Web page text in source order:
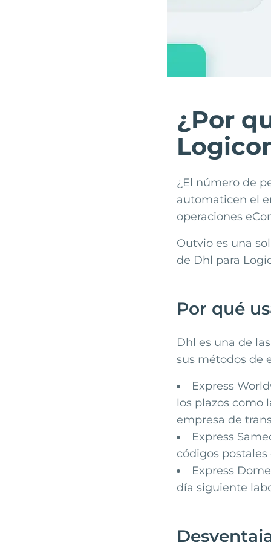
¿Por
¿El número de
automaticen el
operaciones
Outvio es una
de Dhl para
Por qué
Dhl es una de
sus métodos de
Express
los plazos como
empresa de
Express
códigos
Express
día siguiente